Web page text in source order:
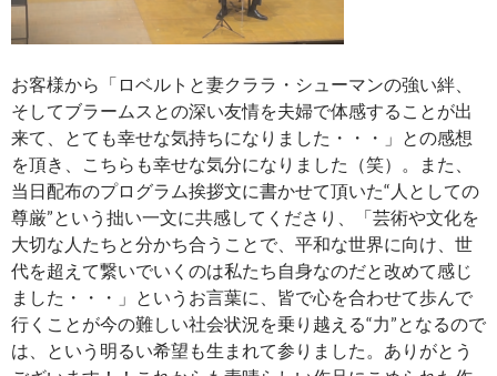
お客様から「ロベルトと妻クララ・シューマンの強い絆、
そしてブラームスとの深い友情を夫婦で体感することが出
来て、とても幸せな気持ちになりました・・・」との感想
を頂き、こちらも幸せな気分になりました（笑）。また、
当日配布のプログラム挨拶文に書かせて頂いた“人としての
尊厳”という拙い一文に共感してくださり、「芸術や文化を
大切な人たちと分かち合うことで、平和な世界に向け、世
代を超えて繋いでいくのは私たち自身なのだと改めて感じ
ました・・・」というお言葉に、皆で心を合わせて歩んで
行くことが今の難しい社会状況を乗り越える“力”となるので
は、という明るい希望も生まれて参りました。ありがとう